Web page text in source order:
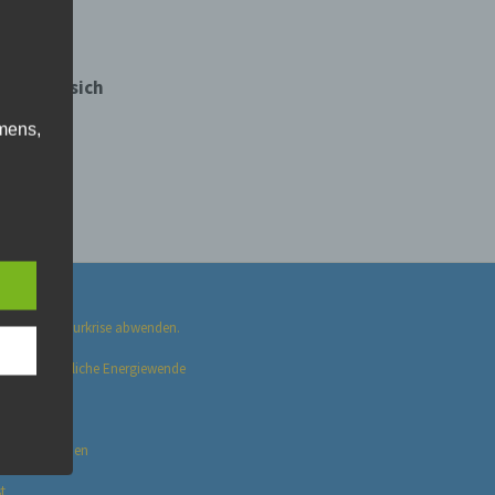
hat sich
Naturkrise abwenden.
naturverträgliche Energiewende
selber bauen